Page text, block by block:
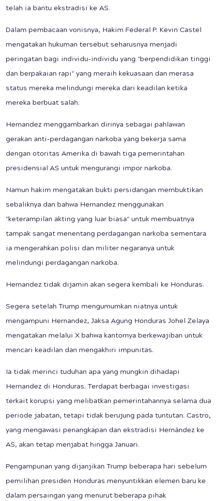
telah ia bantu ekstradisi ke AS.
Dalam pembacaan vonisnya, Hakim Federal P. Kevin Castel
mengatakan hukuman tersebut seharusnya menjadi
peringatan bagi individu-individu yang "berpendidikan tinggi
dan berpakaian rapi" yang meraih kekuasaan dan merasa
status mereka melindungi mereka dari keadilan ketika
mereka berbuat salah.
Hernandez menggambarkan dirinya sebagai pahlawan
gerakan anti-perdagangan narkoba yang bekerja sama
dengan otoritas Amerika di bawah tiga pemerintahan
presidensial AS untuk mengurangi impor narkoba.
Namun hakim mengatakan bukti persidangan membuktikan
sebaliknya dan bahwa Hernandez menggunakan
"keterampilan akting yang luar biasa" untuk membuatnya
tampak sangat menentang perdagangan narkoba sementara
ia mengerahkan polisi dan militer negaranya untuk
melindungi perdagangan narkoba.
Hernandez tidak dijamin akan segera kembali ke Honduras.
Segera setelah Trump mengumumkan niatnya untuk
mengampuni Hernandez, Jaksa Agung Honduras Johel Zelaya
mengatakan melalui X bahwa kantornya berkewajiban untuk
mencari keadilan dan mengakhiri impunitas.
Ia tidak merinci tuduhan apa yang mungkin dihadapi
Hernandez di Honduras. Terdapat berbagai investigasi
terkait korupsi yang melibatkan pemerintahannya selama dua
periode jabatan, tetapi tidak berujung pada tuntutan. Castro,
yang mengawasi penangkapan dan ekstradisi Hernández ke
AS, akan tetap menjabat hingga Januari.
Pengampunan yang dijanjikan Trump beberapa hari sebelum
pemilihan presiden Honduras menyuntikkan elemen baru ke
dalam persaingan yang menurut beberapa pihak